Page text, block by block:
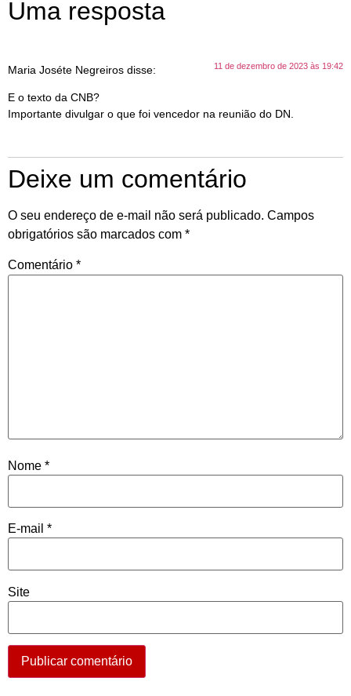
Uma resposta
Maria Joséte Negreiros disse: 11 de dezembro de 2023 às 19:42
E o texto da CNB?
Importante divulgar o que foi vencedor na reunião do DN.
Deixe um comentário
O seu endereço de e-mail não será publicado. Campos
obrigatórios são marcados com *
Comentário *
Nome *
E-mail *
Site